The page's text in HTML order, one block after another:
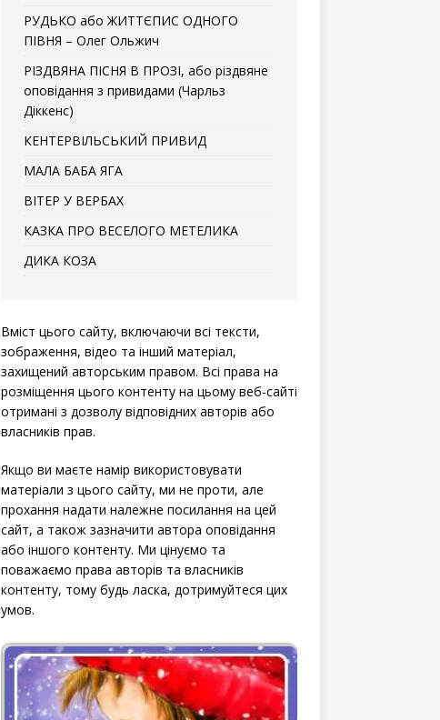
РУДЬКО або ЖИТТЄПИС ОДНОГО
ПІВНЯ – Олег Ольжич
РІЗДВЯНА ПІСНЯ В ПРОЗІ, або різдвяне
оповідання з привидами (Чарльз
Діккенс)
КЕНТЕРВІЛЬСЬКИЙ ПРИВИД
МАЛА БАБА ЯГА
ВІТЕР У ВЕРБАХ
КАЗКА ПРО ВЕСЕЛОГО МЕТЕЛИКА
ДИКА КОЗА
Вміст цього сайту, включаючи всі тексти,
зображення, відео та інший матеріал,
захищений авторським правом. Всі права на
розміщення цього контенту на цьому веб-сайті
отримані з дозволу відповідних авторів або
власників прав.
Якщо ви маєте намір використовувати
матеріали з цього сайту, ми не проти, але
прохання надати належне посилання на цей
сайт, а також зазначити автора оповідання
або іншого контенту. Ми цінуємо та
поважаємо права авторів та власників
контенту, тому будь ласка, дотримуйтеся цих
умов.